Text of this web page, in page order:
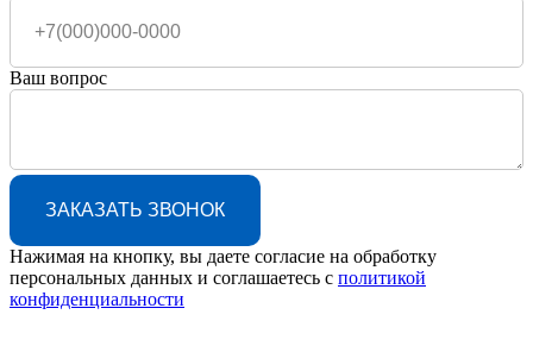
Ваш вопрос
ЗАКАЗАТЬ ЗВОНОК
Нажимая на кнопку, вы даете согласие на обработку
персональных данных и соглашаетесь c политикой
конфиденциальности